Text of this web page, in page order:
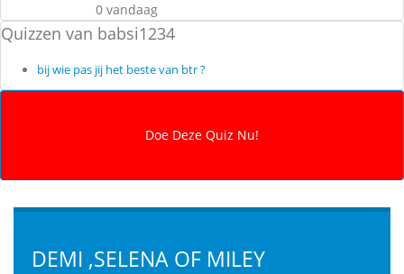
0 vandaag
Quizzen van babsi1234
bij wie pas jij het beste van btr ?
DEMI ,SELENA OF MILEY